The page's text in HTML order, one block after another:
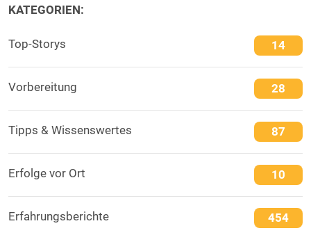
KATEGORIEN:
Top-Storys 14
Vorbereitung 28
Tipps & Wissenswertes 87
Erfolge vor Ort 10
Erfahrungsberichte 454